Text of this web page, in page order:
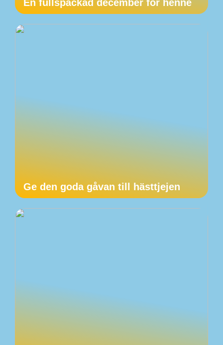
En fullspäckad december för henne
Ge den goda gåvan till hästtjejen